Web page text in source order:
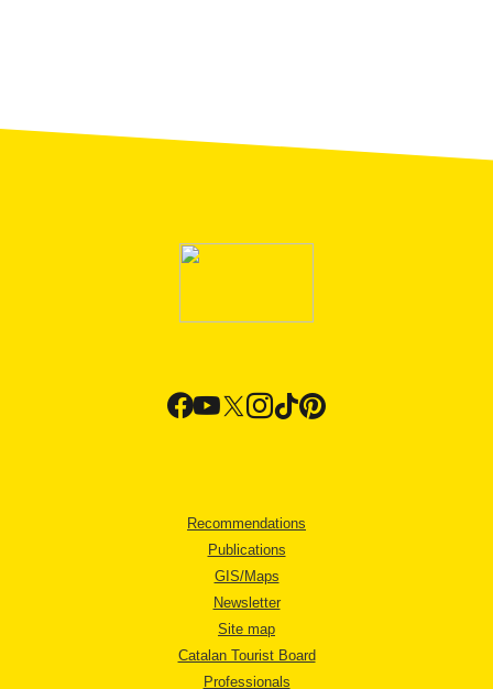
Recommendations
Publications
GIS/Maps
Newsletter
Site map
Catalan Tourist Board
Professionals